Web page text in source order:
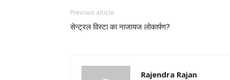
Previous article
सेन्ट्रल विस्टा का नाजायज लोकार्पण?
Rajendra Rajan